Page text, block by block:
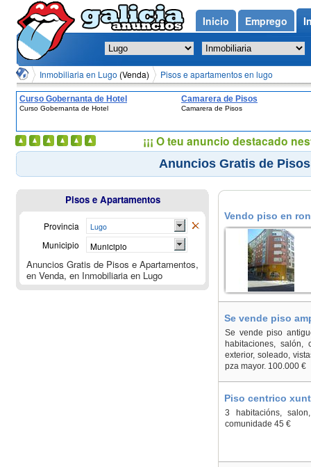
Inmobiliaria en Lugo (Venda) Pisos e apartamentos en lugo
Curso Gobernanta de Hotel
Curso Gobernanta de Hotel
Camarera de Pisos
Camarera de Pisos
Anuncios Gratis de
Vendo piso en
Se vende piso
Se vende piso
habitaciones, salón,
exterior, soleado,
pza mayor. 100.000 €
Piso centrico
3 habitacións,
comunidade 45 €
Pisos e Apartamentos
Provincia Lugo
Municipio Municipio
Anuncios Gratis de Pisos e Apartamentos,
en Venda, en Inmobiliaria en Lugo
Inicio Emprego
¡¡¡ O teu anuncio destacado